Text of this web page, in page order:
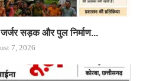
जर्जर सड़क और पुल निर्माण...
7, 2026